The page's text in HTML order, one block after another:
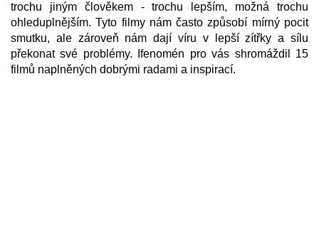
trochu jiným člověkem - trochu lepším, možná trochu
ohleduplnějším. Tyto filmy nám často způsobí mírný pocit
smutku, ale zároveň nám dají víru v lepší zítřky a sílu
překonat své problémy. Ifenomén pro vás shromáždil 15
filmů naplněných dobrými radami a inspirací.